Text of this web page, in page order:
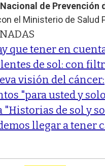
de Prevención
el Ministerio de Salud
que tener en
de sol: con
visión del cáncer:
"para usted y
"Historias de sol y
llegar a tener